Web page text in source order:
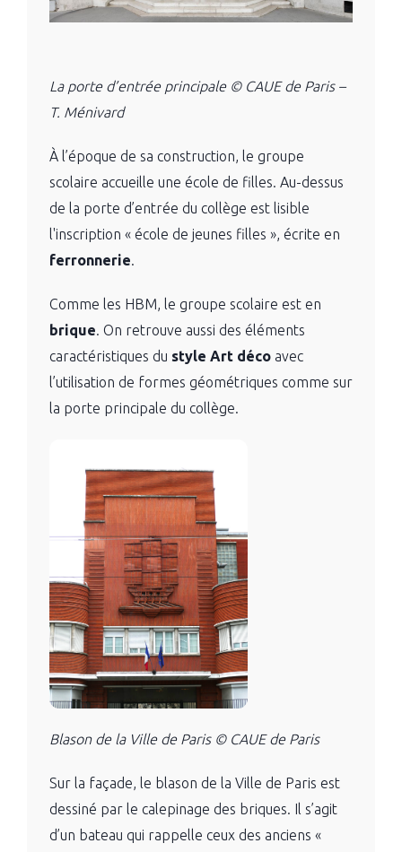
La porte d’entrée principale © CAUE de Paris –
T. Ménivard
À l’époque de sa construction, le groupe
scolaire accueille une école de filles. Au-dessus
de la porte d’entrée du collège est lisible
l'inscription « école de jeunes filles », écrite en
ferronnerie.
Comme les HBM, le groupe scolaire est en
brique. On retrouve aussi des éléments
caractéristiques du style Art déco avec
l’utilisation de formes géométriques comme sur
la porte principale du collège.
Blason de la Ville de Paris © CAUE de Paris
Sur la façade, le blason de la Ville de Paris est
dessiné par le calepinage des briques. Il s’agit
d’un bateau qui rappelle ceux des anciens «